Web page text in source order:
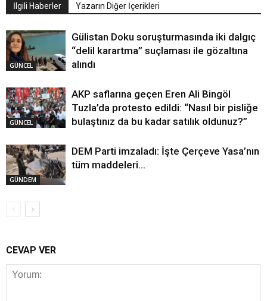
İlgili Haberler Yazarın Diğer İçerikleri
GÜNCEL
Gülistan Doku soruşturmasında iki dalgıç
“delil karartma” suçlaması ile gözaltına
alındı
GÜNCEL
AKP saflarına geçen Eren Ali Bingöl
Tuzla’da protesto edildi: “Nasıl bir pisliğe
bulaştınız da bu kadar satılık oldunuz?”
GÜNDEM
DEM Parti imzaladı: İşte Çerçeve Yasa’nın
tüm maddeleri…
CEVAP VER